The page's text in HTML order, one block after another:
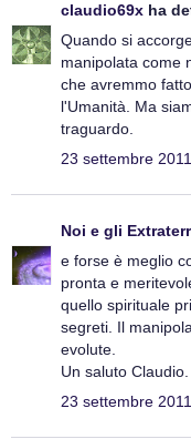
claudio69x ha
Quando si
manipolata come
che avremmo
l'Umanità. Ma
traguardo.
23 settembre
Noi e gli
e forse è meglio
pronta e
quello spirituale
segreti. Il
evolute.
Un saluto Claudio.
23 settembre